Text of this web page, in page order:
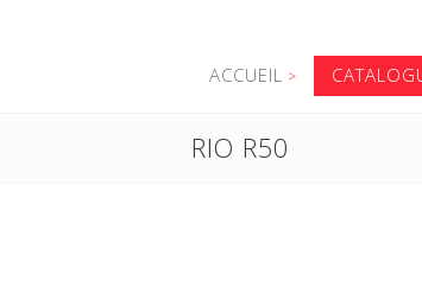
ACCUEIL
RIO R50